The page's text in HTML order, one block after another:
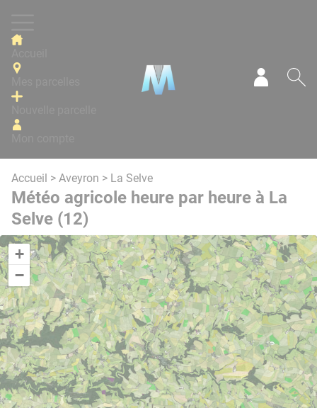
Accueil > Aveyron > La Selve
Météo agricole heure par heure à La
Selve (12)
+
−